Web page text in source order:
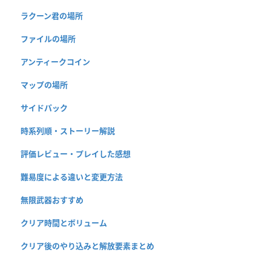
ラクーン君の場所
ファイルの場所
アンティークコイン
マップの場所
サイドパック
時系列順・ストーリー解説
評価レビュー・プレイした感想
難易度による違いと変更方法
無限武器おすすめ
クリア時間とボリューム
クリア後のやり込みと解放要素まとめ